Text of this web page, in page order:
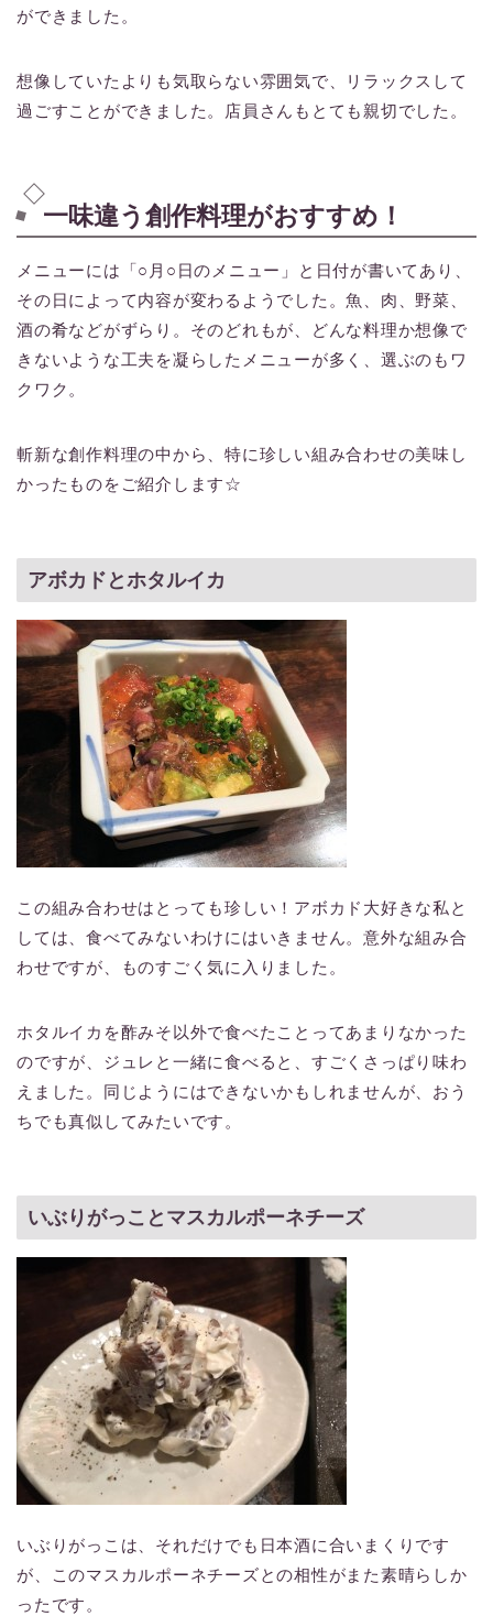
ができました。
想像していたよりも気取らない雰囲気で、リラックスして
過ごすことができました。店員さんもとても親切でした。
一味違う創作料理がおすすめ！
メニューには「○月○日のメニュー」と日付が書いてあり、
その日によって内容が変わるようでした。魚、肉、野菜、
酒の肴などがずらり。そのどれもが、どんな料理か想像で
きないような工夫を凝らしたメニューが多く、選ぶのもワ
クワク。
斬新な創作料理の中から、特に珍しい組み合わせの美味し
かったものをご紹介します☆
アボカドとホタルイカ
この組み合わせはとっても珍しい！アボカド大好きな私と
しては、食べてみないわけにはいきません。意外な組み合
わせですが、ものすごく気に入りました。
ホタルイカを酢みそ以外で食べたことってあまりなかった
のですが、ジュレと一緒に食べると、すごくさっぱり味わ
えました。同じようにはできないかもしれませんが、おう
ちでも真似してみたいです。
いぶりがっことマスカルポーネチーズ
いぶりがっこは、それだけでも日本酒に合いまくりです
が、このマスカルポーネチーズとの相性がまた素晴らしか
ったです。